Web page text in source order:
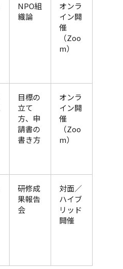
NPO組
織論
オンラ
イン開
催
（Zoo
m）
目標の
立て
方、申
請書の
書き方
オンラ
イン開
催
（Zoo
m）
研修成
果報告
会
対面／
ハイブ
リッド
開催